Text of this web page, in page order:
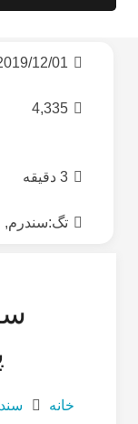
12/01
4,335
3 دقیقه
تگ:سندرم,
خانه